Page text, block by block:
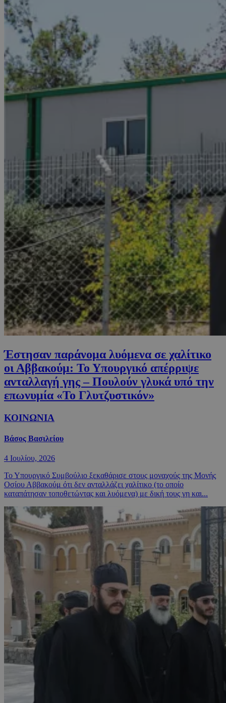
Έστησαν παράνομα λυόμενα σε χαλίτικο
οι Αββακούμ: Το Υπουργικό απέρριψε
ανταλλαγή γης – Πουλούν γλυκά υπό την
επωνυμία «Το Γλυτζυστικόν»
ΚΟΙΝΩΝΙΑ
Βάσος Βασιλείου
4 Ιουλίου, 2026
Το Υπουργικό Συμβούλιο ξεκαθάρισε στους μοναχούς της Μονής
Οσίου Αββακούμ ότι δεν ανταλλάζει χαλίτικο (το οποίο
καταπάτησαν τοποθετώντας και λυόμενα) με δική τους γη και...